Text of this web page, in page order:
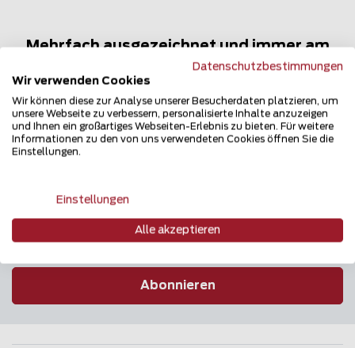
Mehrfach ausgezeichnet und immer am
Puls des Marktes
Abonnieren
Datenschutzbestimmungen
Wir verwenden Cookies
Wir können diese zur Analyse unserer Besucherdaten platzieren, um
unsere Webseite zu verbessern, personalisierte Inhalte anzuzeigen
und Ihnen ein großartiges Webseiten-Erlebnis zu bieten. Für weitere
Informationen zu den von uns verwendeten Cookies öffnen Sie die
Einstellungen.
Einstellungen
Alle akzeptieren